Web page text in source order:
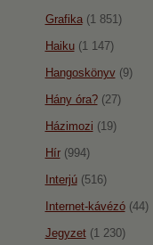
Grafika(1 851)
Haiku(1 147)
Hangoskönyv(9)
Hány óra?(27)
Házimozi (19)
Hír(994)
Interjú(516)
Internet-kávézó(44)
Jegyzet(1 230)